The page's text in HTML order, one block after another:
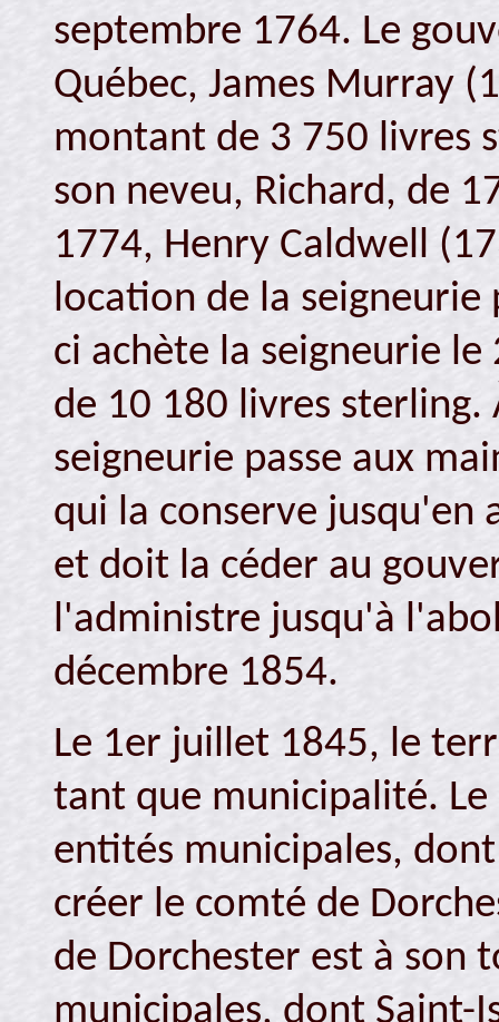
septembre 1764. Le
Québec, James Murray
montant de 3 750 livres
son neveu, Richard, de
1774, Henry Caldwell
location de la seigneurie
ci achète la seigneurie
de 10 180 livres sterling.
seigneurie passe aux
qui la conserve
et doit la céder au
l'administre jusqu'à
décembre 1854.
Le 1er juillet 1845, le
tant que municipalité.
entités municipales,
créer le comté de
de Dorchester est à son
municipales, dont Saint-